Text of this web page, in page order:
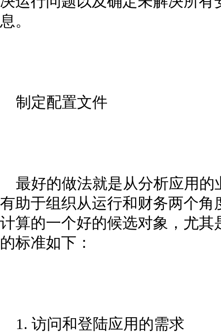
息。
制定配置文件
最好的做法就是从分析应用的
有助于组织从运行和财务两个
计算的一个好的候选对象，尤
的标准如下：
1. 访问和登陆应用的需求